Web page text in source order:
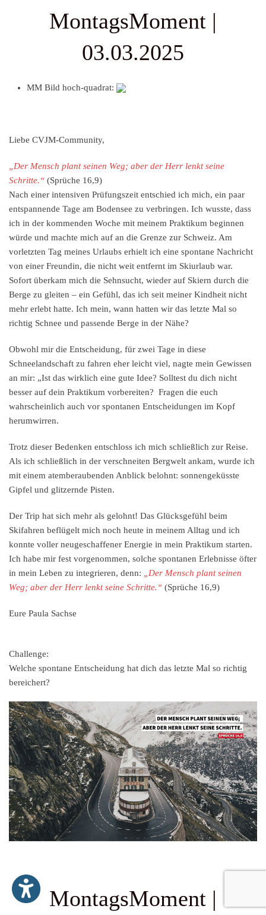
MontagsMoment |
03.03.2025
MM Bild hoch-quadrat:
Liebe CVJM-Community,
„Der Mensch plant seinen Weg; aber der Herr lenkt seine
Schritte.“ (Sprüche 16,9)
Nach einer intensiven Prüfungszeit entschied ich mich, ein paar
entspannende Tage am Bodensee zu verbringen. Ich wusste, dass
ich in der kommenden Woche mit meinem Praktikum beginnen
würde und machte mich auf an die Grenze zur Schweiz. Am
vorletzten Tag meines Urlaubs erhielt ich eine spontane Nachricht
von einer Freundin, die nicht weit entfernt im Skiurlaub war.
Sofort überkam mich die Sehnsucht, wieder auf Skiern durch die
Berge zu gleiten – ein Gefühl, das ich seit meiner Kindheit nicht
mehr erlebt hatte. Ich mein, wann hatten wir das letzte Mal so
richtig Schnee und passende Berge in der Nähe?
Obwohl mir die Entscheidung, für zwei Tage in diese
Schneelandschaft zu fahren eher leicht viel, nagte mein Gewissen
an mir: „Ist das wirklich eine gute Idee? Solltest du dich nicht
besser auf dein Praktikum vorbereiten? Fragen die euch
wahrscheinlich auch vor spontanen Entscheidungen im Kopf
herumwirren.
Trotz dieser Bedenken entschloss ich mich schließlich zur Reise.
Als ich schließlich in der verschneiten Bergwelt ankam, wurde ich
mit einem atemberaubenden Anblick belohnt: sonnengeküsste
Gipfel und glitzernde Pisten.
Der Trip hat sich mehr als gelohnt! Das Glücksgefühl beim
Skifahren beflügelt mich noch heute in meinem Alltag und ich
konnte voller neugeschaffener Energie in mein Praktikum starten.
Ich habe mir fest vorgenommen, solche spontanen Erlebnisse öfter
in mein Leben zu integrieren, denn:
„Der Mensch plant seinen
Weg; aber der Herr lenkt seine Schritte.“ (Sprüche 16,9)
Eure Paula Sachse
Challenge:
Welche spontane Entscheidung hat dich das letzte Mal so richtig
bereichert?
MontagsMoment |